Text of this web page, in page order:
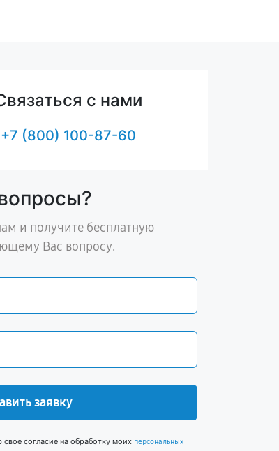
с нами
+7 (800) 100-87-60
и получите бесплатную
Вас вопросу.
заявку
согласие на обработку моих персональных